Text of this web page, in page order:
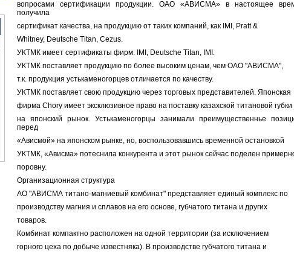
вопросами сертификации продукции. ОАО «АВИСМА» в настоящее
получила
сертификат качества, на продукцию от таких компаний, как IMI, Pratt &
Whitney, Deutsche Titan, Cezus.
УКТМК имеет сертификаты фирм: IMI, Deutsche Titan, IMI.
УКТМК поставляет продукцию по более высоким ценам, чем ОАО "АВИСМА",
т.к. продукция устькаменогорцев отличается по качеству.
УКТМК поставляет свою продукцию через торговых представителей. Японская
фирма Chory имеет эксклюзивное право на поставку казахской титановой губки
на японский рынок. Устькаменогорцы занимали преимущественнье
перед
«Ависмой» на японском рынке, но, воспользовавшись временной остановкой
УКТМК, «Ависма» потеснила конкурента и этот рынок сейчас поделен
поровну.
Организационная структура
АО "АВИСМА титано-магниевый комбинат" представляет единый комплекс по
производству магния и сплавов на его основе, губчатого титана и других
товаров.
Комбинат компактно расположен на одной территории (за исключением
горного цеха по добыче известняка). В производстве губчатого титана и